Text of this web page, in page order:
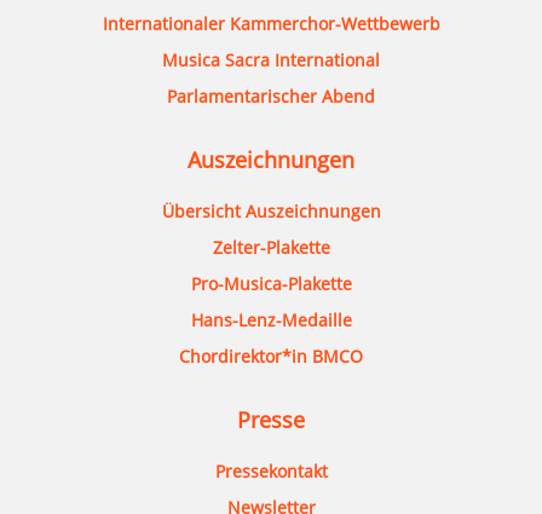
Internationaler Kammerchor-Wettbewerb
Musica Sacra International
Parlamentarischer Abend
Auszeichnungen
Übersicht Auszeichnungen
Zelter-Plakette
Pro-Musica-Plakette
Hans-Lenz-Medaille
Chordirektor*in BMCO
Presse
Pressekontakt
Newsletter